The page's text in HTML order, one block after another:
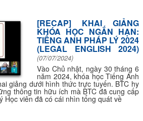
[RECAP] KHAI GIẢNG
KHÓA HỌC NGẮN HẠN:
TIẾNG ANH PHÁP LÝ 2024
(LEGAL ENGLISH 2024)
(07/07/2024)
Vào Chủ nhật, ngày 30 tháng 6
năm 2024, khóa học Tiếng Anh
giảng dưới hình thức trực tuyến. BTC hy
thông tin hữu ích mà BTC đã cung cấp
Học viên đã có cái nhìn tổng quát về